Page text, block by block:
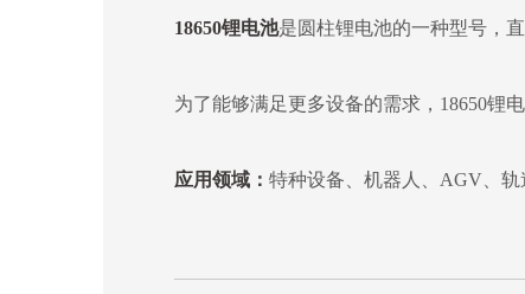
18650锂电池是圆柱锂电池的一种型号，直
为了能够满足更多设备的需求，18650锂
应用领域： 特种设备、机器人、AGV、